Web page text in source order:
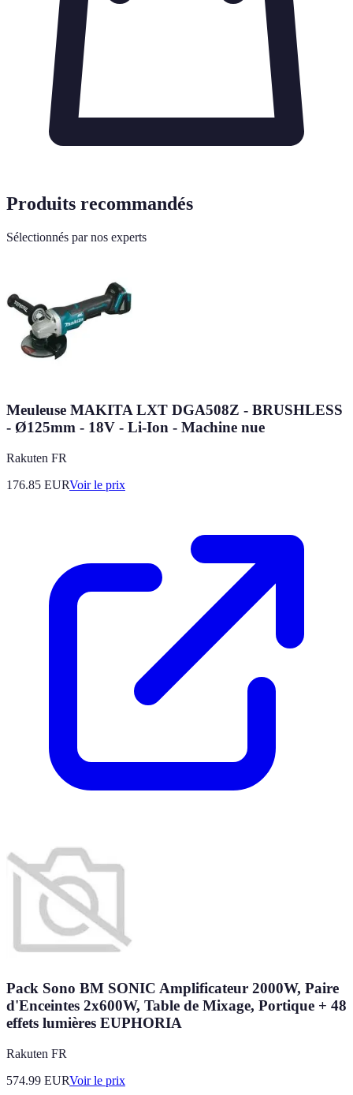
Produits recommandés
Sélectionnés par nos experts
Meuleuse MAKITA LXT DGA508Z - BRUSHLESS
- Ø125mm - 18V - Li-Ion - Machine nue
Rakuten FR
176.85 EURVoir le prix
Pack Sono BM SONIC Amplificateur 2000W, Paire
d'Enceintes 2x600W, Table de Mixage, Portique + 48
effets lumières EUPHORIA
Rakuten FR
574.99 EURVoir le prix